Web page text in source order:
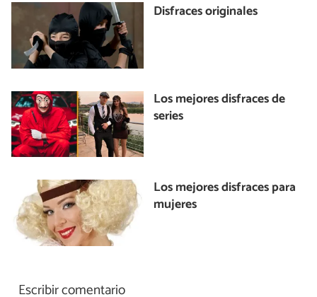
Disfraces originales
Los mejores disfraces de
series
Los mejores disfraces para
mujeres
Escribir comentario